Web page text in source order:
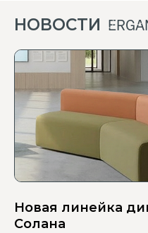
НОВОСТИ
Новая линейка
Солана